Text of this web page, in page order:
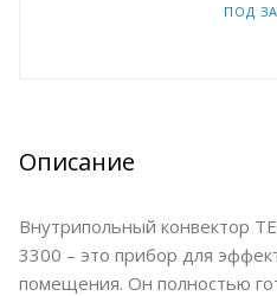
ПОД
Описание
Внутрипольный конвектор
3300 – это прибор для
помещения. Он полностью